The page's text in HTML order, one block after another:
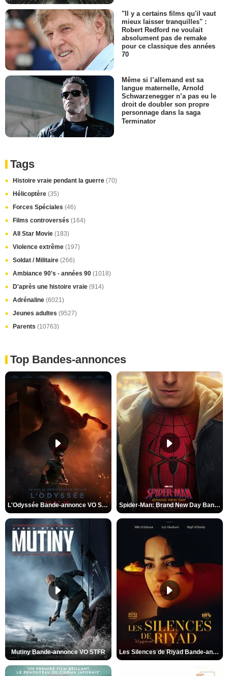
"Il y a certains films qu'il vaut
mieux laisser tranquilles" :
Robert Redford ne voulait
absolument pas de remake
pour ce classique des années
70
Même si l’allemand est sa
langue maternelle, Arnold
Schwarzenegger n’a pas eu le
droit de doubler son propre
personnage dans la saga
Terminator
Tags
Histoire vraie pendant la guerre (70)
Hélicoptère (35)
Forces Spéciales (46)
Films controversés (164)
All Star Movie (183)
Violence extrême (197)
Soldat / Militaire (266)
Ambiance 90's - années 90 (1018)
D'après une histoire vraie (914)
Adrénaline (6021)
Jeunes adultes (9527)
Parents (10763)
Top Bandes-annonces
L'Odyssée Bande-annonce VO STFR Spider-Man: Brand New Day Bande-annonce VO STFR
Mutiny Bande-annonce VO STFR Les Silences de Riyad Bande-annonce VO STFR